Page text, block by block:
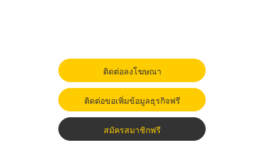
ติดต่อลงโฆษณา
ติดต่อขอเพิ่มข้อมูลธุรกิจฟรี
สมัครสมาชิกฟรี